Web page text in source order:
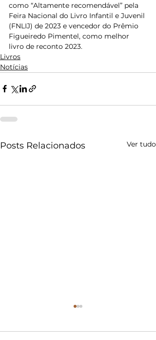
como “Altamente recomendável” pela
Feira Nacional do Livro Infantil e Juvenil
(FNLIJ) de 2023 e vencedor do Prêmio
Figueiredo Pimentel, como melhor
livro de reconto 2023.
Livros
Notícias
Posts Relacionados Ver tudo